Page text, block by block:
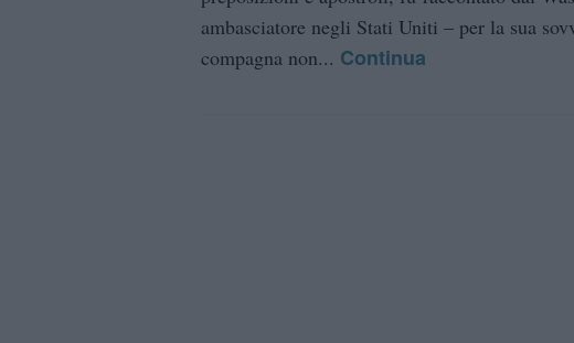
ambasciatore negli Stati Uniti – per la sua
compagna non... Continua